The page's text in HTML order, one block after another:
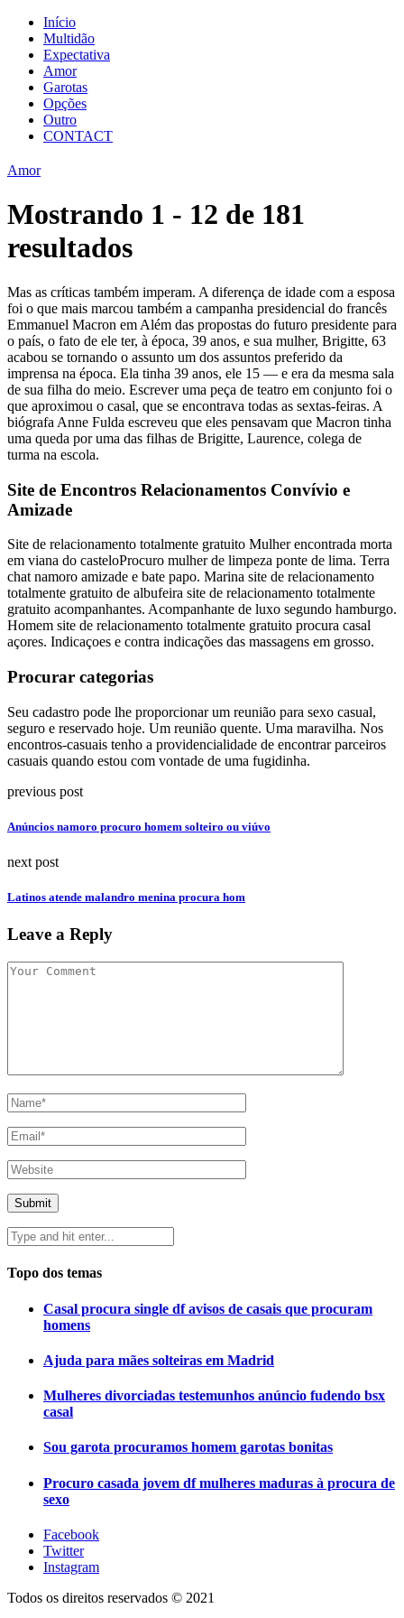
Início
Multidão
Expectativa
Amor
Garotas
Opções
Outro
CONTACT
Amor
Mostrando 1 - 12 de 181
resultados
Mas as críticas também imperam. A diferença de idade com a esposa
foi o que mais marcou também a campanha presidencial do francês
Emmanuel Macron em Além das propostas do futuro presidente para
o país, o fato de ele ter, à época, 39 anos, e sua mulher, Brigitte, 63
acabou se tornando o assunto um dos assuntos preferido da
imprensa na época. Ela tinha 39 anos, ele 15 — e era da mesma sala
de sua filha do meio. Escrever uma peça de teatro em conjunto foi o
que aproximou o casal, que se encontrava todas as sextas-feiras. A
biógrafa Anne Fulda escreveu que eles pensavam que Macron tinha
uma queda por uma das filhas de Brigitte, Laurence, colega de
turma na escola.
Site de Encontros Relacionamentos Convívio e
Amizade
Site de relacionamento totalmente gratuito Mulher encontrada morta
em viana do casteloProcuro mulher de limpeza ponte de lima. Terra
chat namoro amizade e bate papo. Marina site de relacionamento
totalmente gratuito de albufeira site de relacionamento totalmente
gratuito acompanhantes. Acompanhante de luxo segundo hamburgo.
Homem site de relacionamento totalmente gratuito procura casal
açores. Indicaçoes e contra indicações das massagens em grosso.
Procurar categorias
Seu cadastro pode lhe proporcionar um reunião para sexo casual,
seguro e reservado hoje. Um reunião quente. Uma maravilha. Nos
encontros-casuais tenho a providencialidade de encontrar parceiros
casuais quando estou com vontade de uma fugidinha.
previous post
Anúncios namoro procuro homem solteiro ou viúvo
next post
Latinos atende malandro menina procura hom
Leave a Reply
Topo dos temas
Casal procura single df avisos de casais que procuram
homens
Ajuda para mães solteiras em Madrid
Mulheres divorciadas testemunhos anúncio fudendo bsx
casal
Sou garota procuramos homem garotas bonitas
Procuro casada jovem df mulheres maduras à procura de
sexo
Facebook
Twitter
Instagram
Todos os direitos reservados © 2021